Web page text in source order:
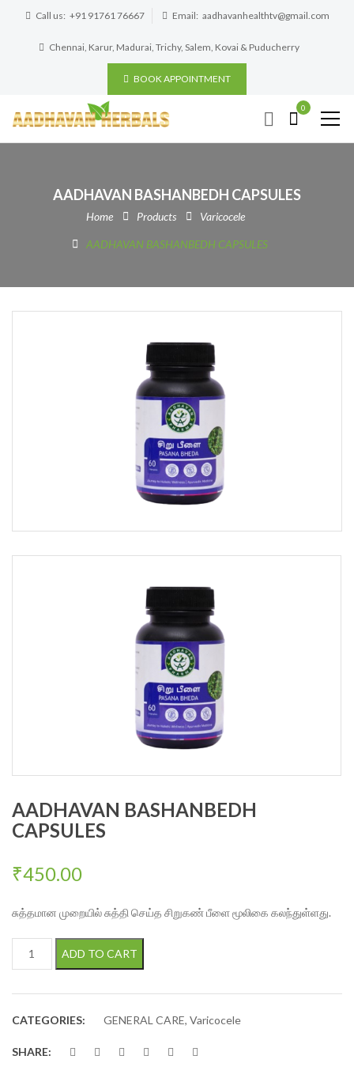
Call us: +91 91761 76667 Email: aadhavanhealthtv@gmail.com
Chennai, Karur, Madurai, Trichy, Salem, Kovai & Puducherry
BOOK APPOINTMENT
0
AADHAVAN BASHANBEDH CAPSULES
Home Products Varicocele
AADHAVAN BASHANBEDH CAPSULES
AADHAVAN BASHANBEDH
CAPSULES
₹450.00
சுத்தமான முறையில் சுத்தி செய்த சிறுகண் பீளை மூலிகை கலந்துள்ளது.
AADHAVAN BASHANBEDH CAPSULES quantity
ADD TO CART
CATEGORIES: GENERAL CARE, Varicocele
SHARE: